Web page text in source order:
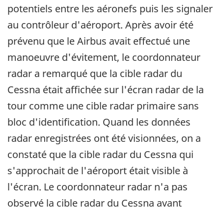
potentiels entre les aéronefs puis les signaler
au contrôleur d'aéroport. Après avoir été
prévenu que le Airbus avait effectué une
manoeuvre d'évitement, le coordonnateur
radar a remarqué que la cible radar du
Cessna était affichée sur l'écran radar de la
tour comme une cible radar primaire sans
bloc d'identification. Quand les données
radar enregistrées ont été visionnées, on a
constaté que la cible radar du Cessna qui
s'approchait de l'aéroport était visible à
l'écran. Le coordonnateur radar n'a pas
observé la cible radar du Cessna avant